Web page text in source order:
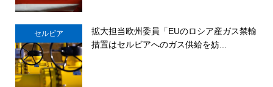
セルビア
拡大担当欧州委員「EUのロシア産ガス禁輸
措置はセルビアへのガス供給を妨...